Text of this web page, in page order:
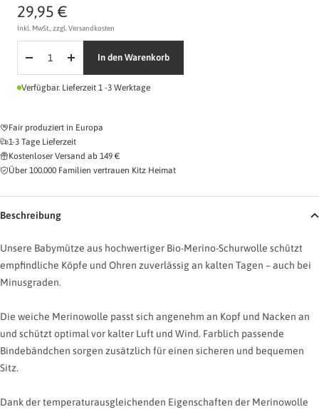
Angebotspreis
29,95 €
Inkl. MwSt., zzgl. Versandkosten
Menge
verringern
Menge
erhöhen
In den Warenkorb
Verfügbar. Lieferzeit 1 -3 Werktage
Fair produziert in Europa
1-3 Tage Lieferzeit
Kostenloser Versand ab 149 €
Über 100.000 Familien vertrauen Kitz Heimat
Beschreibung
Unsere Babymütze aus hochwertiger Bio-Merino-Schurwolle schützt
empfindliche Köpfe und Ohren zuverlässig an kalten Tagen – auch bei
Minusgraden.
Die weiche Merinowolle passt sich angenehm an Kopf und Nacken an
und schützt optimal vor kalter Luft und Wind. Farblich passende
Bindebändchen sorgen zusätzlich für einen sicheren und bequemen
Sitz.
Dank der temperaturausgleichenden Eigenschaften der Merinowolle